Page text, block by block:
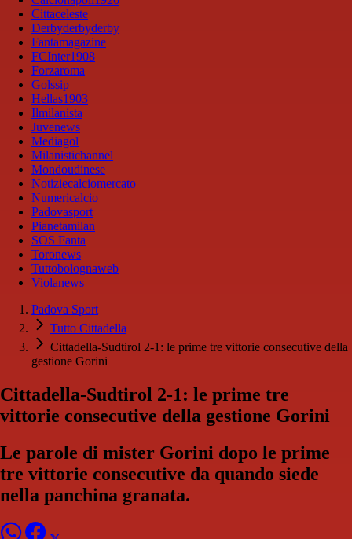
Cittaceleste
Derbyderbyderby
Fantamagazine
FCInter1908
Forzaroma
Golssip
Hellas1903
Ilmilanista
Juvenews
Mediagol
Milanistichannel
Mondoudinese
Notiziecalciomercato
Numericalcio
Padovasport
Pianetamilan
SOS Fanta
Toronews
Tuttobolognaweb
Violanews
Padova Sport
Tutto Cittadella
Cittadella-Sudtirol 2-1: le prime tre vittorie consecutive della
gestione Gorini
Cittadella-Sudtirol 2-1: le prime tre
vittorie consecutive della gestione Gorini
Le parole di mister Gorini dopo le prime
tre vittorie consecutive da quando siede
nella panchina granata.